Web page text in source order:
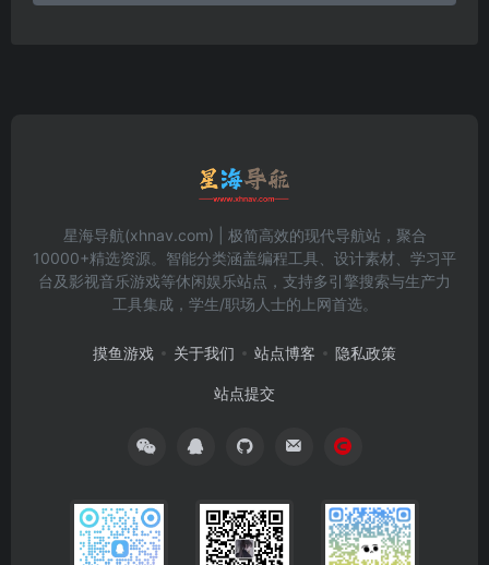
星海导航(xhnav.com) | 极简高效的现代导航站，聚合
10000+精选资源。智能分类涵盖编程工具、设计素材、学习平
台及影视音乐游戏等休闲娱乐站点，支持多引擎搜索与生产力
工具集成，学生/职场人士的上网首选。
摸鱼游戏 关于我们 站点博客 隐私政策
站点提交